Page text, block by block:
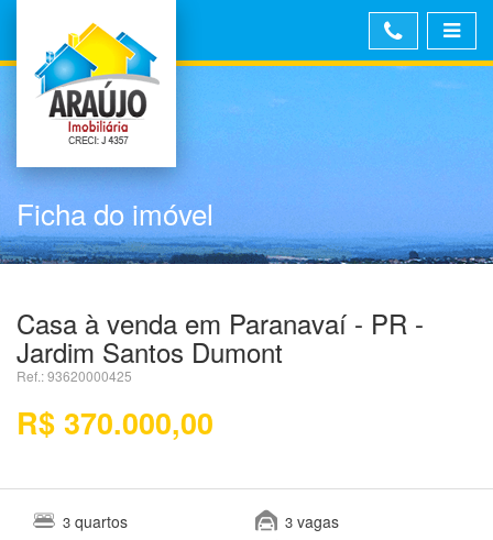
Ficha do imóvel
Casa à venda em Paranavaí - PR -
Jardim Santos Dumont
Ref.: 93620000425
R$ 370.000,00
3 quartos 3 vagas